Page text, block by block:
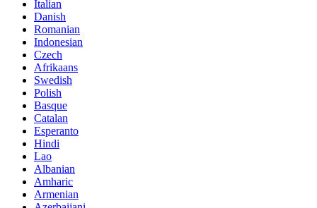
Italian
Danish
Romanian
Indonesian
Czech
Afrikaans
Swedish
Polish
Basque
Catalan
Esperanto
Hindi
Lao
Albanian
Amharic
Armenian